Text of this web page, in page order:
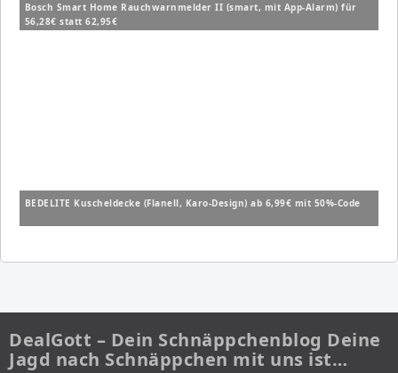
Bosch Smart Home Rauchwarnmelder II (smart, mit App-Alarm) für
56,28€ statt 62,95€
BEDELITE Kuscheldecke (Flanell, Karo-Design) ab 6,99€ mit 50%-Code
DealGott – Dein Schnäppchenblog Deine
Jagd nach Schnäppchen mit uns ist…